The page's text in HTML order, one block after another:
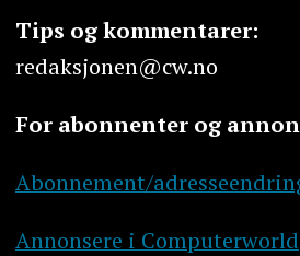
Tips og kommentarer:
redaksjonen@cw.no
For abonnenter og
Abonnement/
Annonsere i Computerworld